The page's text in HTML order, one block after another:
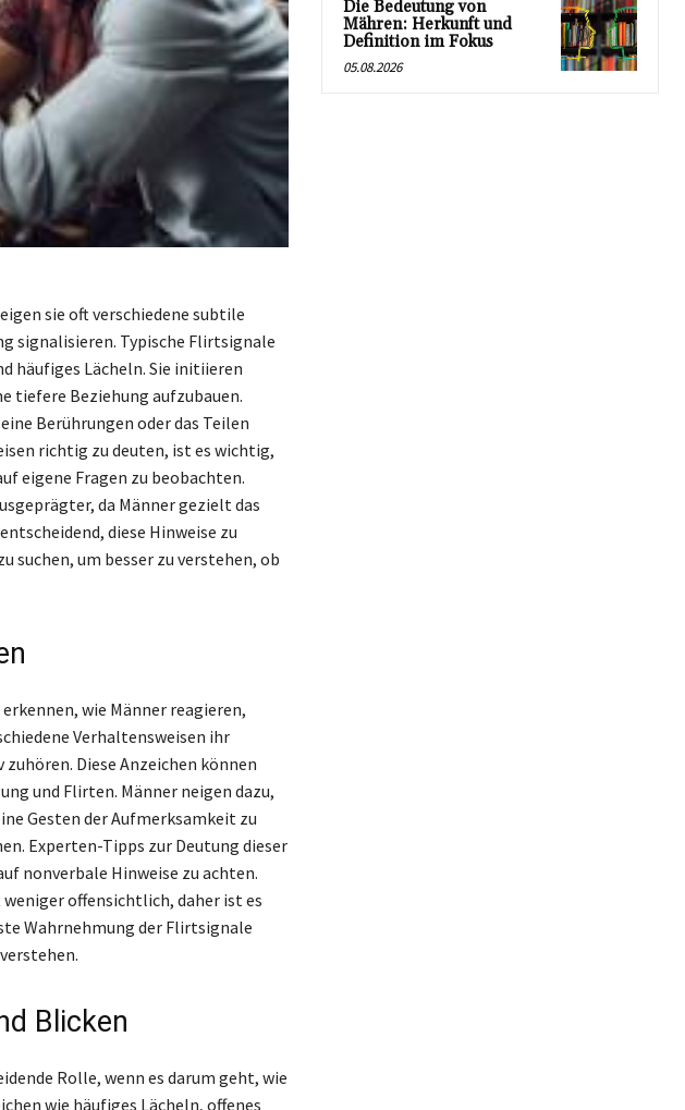
sie oft verschiedene subtile
signalisieren. Typische Flirtsignale
häufiges Lächeln. Sie initiieren
tiefere Beziehung aufzubauen.
Berührungen oder das Teilen
richtig zu deuten, ist es wichtig,
eigene Fragen zu beobachten.
da Männer gezielt das
diese Hinweise zu
suchen, um besser zu verstehen, ob
wie Männer reagieren,
Verhaltensweisen ihr
Diese Anzeichen können
und Flirten. Männer neigen dazu,
Gesten der Aufmerksamkeit zu
Experten-Tipps zur Deutung dieser
nonverbale Hinweise zu achten.
offensichtlich, daher ist es
Wahrnehmung der Flirtsignale
Blicken
Rolle, wenn es darum geht, wie
wie häufiges Lächeln, offenes
Die Bedeutung von
Mähren: Herkunft und
Definition im Fokus
05.08.2026